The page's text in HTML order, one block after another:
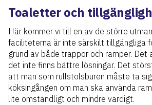
Toaletter och
Här kommer vi till en av de större
faciliteterna är inte särskilt tillgängliga
grund av både trappor och ramper. Det
det inte finns bättre lösningar. Det
att man som rullstolsburen måste ta sig
köksingången om man ska använda
lite omständligt och mindre värdigt.